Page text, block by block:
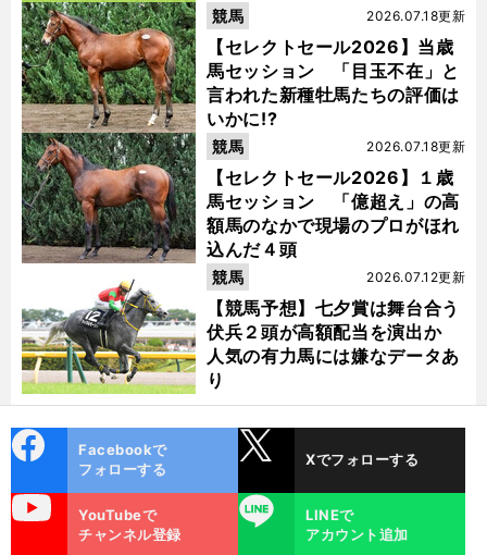
【セレクトセール2026】当歳
馬セッション 「目玉不在」と
言われた新種牡馬たちの評価は
いかに!?
2026.07.18更新
競馬
【セレクトセール2026】１歳
馬セッション 「億超え」の高
額馬のなかで現場のプロがほれ
込んだ４頭
2026.07.18更新
競馬
【競馬予想】七夕賞は舞台合う
伏兵２頭が高額配当を演出か
人気の有力馬には嫌なデータあ
り
2026.07.12更新
競馬
ok
Facebookで
フォローする
Xでフォローする
YouTubeで
チャンネル登録
LINE
LINEで
アカウント追加